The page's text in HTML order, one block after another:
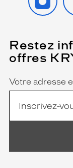
Restez
offres
Name
Votre adresse
(Ce
champ
est